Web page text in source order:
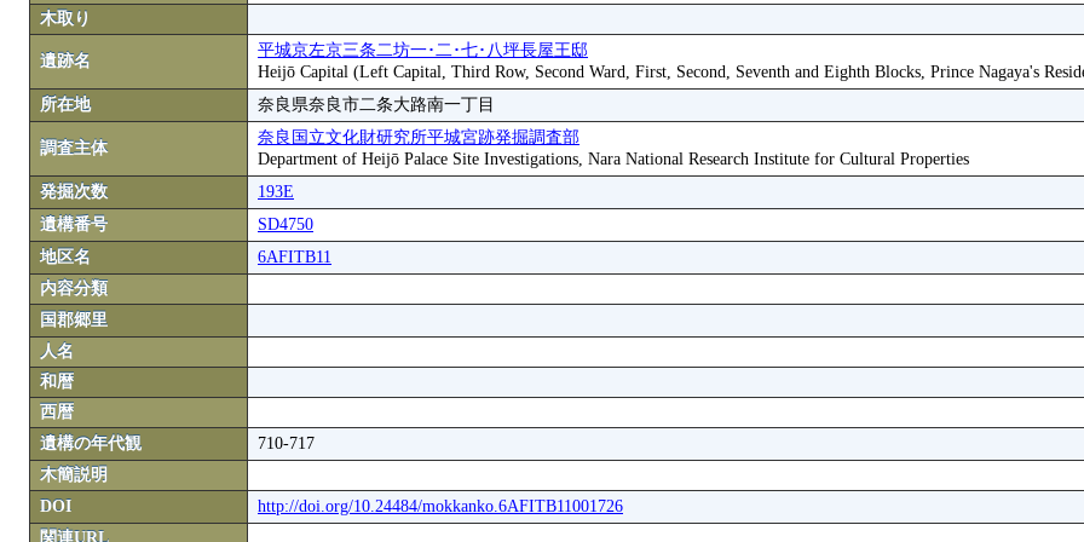
木取り
遺跡名
平城京左京三条二坊一･二･七･八坪長屋王邸
Heijō Capital (Left Capital, Third Row, Second Ward, First, Second, Seventh and Eighth Blocks, Prince Nagaya's
所在地
奈良県奈良市二条大路南一丁目
調査主体
奈良国立文化財研究所平城宮跡発掘調査部
Department of Heijō Palace Site Investigations, Nara National Research Institute for Cultural Properties
発掘次数
193E
遺構番号
SD4750
地区名
6AFITB11
内容分類
国郡郷里
人名
和暦
西暦
遺構の年代観
710-717
木簡説明
DOI
http://doi.org/10.24484/mokkanko.6AFITB11001726
関連URL